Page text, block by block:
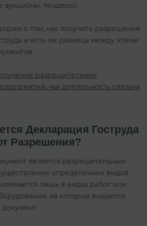
аукционы, тендеры).
о том, как получить разрешения
и есть ли разница между этими
разрешительных
чья деятельность связана
Декларация Гоструда
Разрешения?
является разрешительным
определенных видов
лишь в видах работ или
на которые выдается